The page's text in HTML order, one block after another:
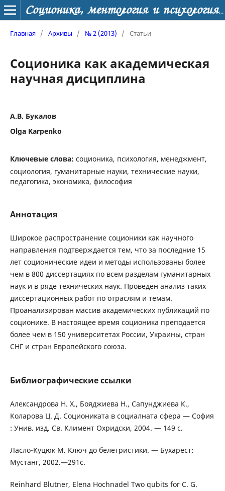
Соционика, ментология и психология личности
Главная / Архивы / № 2 (2013) / Статьи
Соционика как академическая
научная дисциплина
А.В. Букалов
Olga Karpenko
Ключевые слова: соционика, психология, менеджмент,
социология, гуманитарные науки, технические науки,
педагогика, экономика, философия
Аннотация
Широкое распространение соционики как научного
направления подтверждается тем, что за последние 15
лет соционические идеи и методы использованы более
чем в 800 диссертациях по всем разделам гуманитарных
наук и в ряде технических наук. Проведен анализ таких
диссертационных работ по отраслям и темам.
Проанализирован массив академических публикаций по
соционике. В настоящее время соционика преподается
более чем в 150 университетах России, Украины, стран
СНГ и стран Европейского союза.
Библиографические ссылки
Александрова Н. Х., Бояджиева Н., Сапунджиева К.,
Коларова Ц. Д. Социониката в социалната сфера — София
: Унив. изд. Св. Климент Охридски, 2004. — 149 с.
Ласло-Куцюк М. Ключ до белетристики. — Бухарест:
Мустанг, 2002.—291с.
Reinhard Blutner, Elena Hochnadel Two qubits for C. G.